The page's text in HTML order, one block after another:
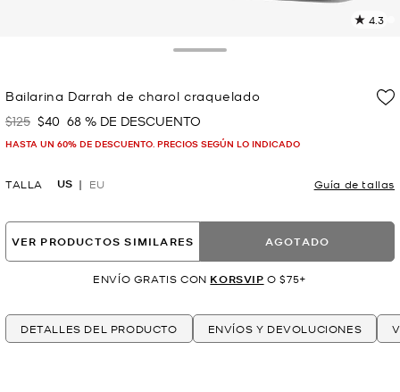
4.3
Bailarina Darrah de charol craquelado
Era
$125 Ahora
$40 68 % DE DESCUENTO
HASTA UN 60% DE DESCUENTO. PRECIOS SEGÚN LO INDICADO
TALLA US EU Guía de tallas
VER PRODUCTOS SIMILARES AGOTADO
ENVÍO GRATIS CON KORSVIP O $75+
DETALLES DEL PRODUCTO ENVÍOS Y DEVOLUCIONES